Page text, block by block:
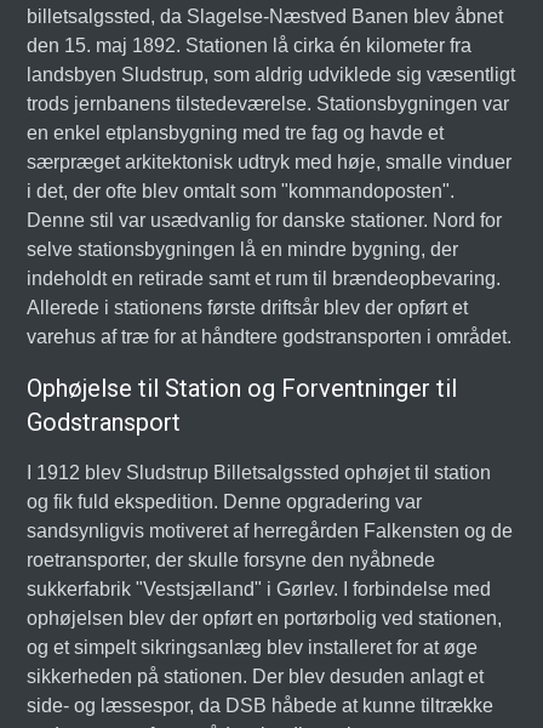
billetsalgssted, da Slagelse-Næstved Banen blev åbnet
den 15. maj 1892. Stationen lå cirka én kilometer fra
landsbyen Sludstrup, som aldrig udviklede sig væsentligt
trods jernbanens tilstedeværelse. Stationsbygningen var
en enkel etplansbygning med tre fag og havde et
særpræget arkitektonisk udtryk med høje, smalle vinduer
i det, der ofte blev omtalt som "kommandoposten".
Denne stil var usædvanlig for danske stationer. Nord for
selve stationsbygningen lå en mindre bygning, der
indeholdt en retirade samt et rum til brændeopbevaring.
Allerede i stationens første driftsår blev der opført et
varehus af træ for at håndtere godstransporten i området.
Ophøjelse til Station og Forventninger til
Godstransport
I 1912 blev Sludstrup Billetsalgssted ophøjet til station
og fik fuld ekspedition. Denne opgradering var
sandsynligvis motiveret af herregården Falkensten og de
roetransporter, der skulle forsyne den nyåbnede
sukkerfabrik "Vestsjælland" i Gørlev. I forbindelse med
ophøjelsen blev der opført en portørbolig ved stationen,
og et simpelt sikringsanlæg blev installeret for at øge
sikkerheden på stationen. Der blev desuden anlagt et
side- og læssespor, da DSB håbede at kunne tiltrække